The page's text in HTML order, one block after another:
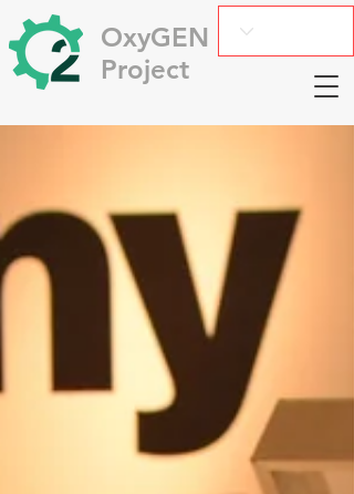
OxyGEN
Project